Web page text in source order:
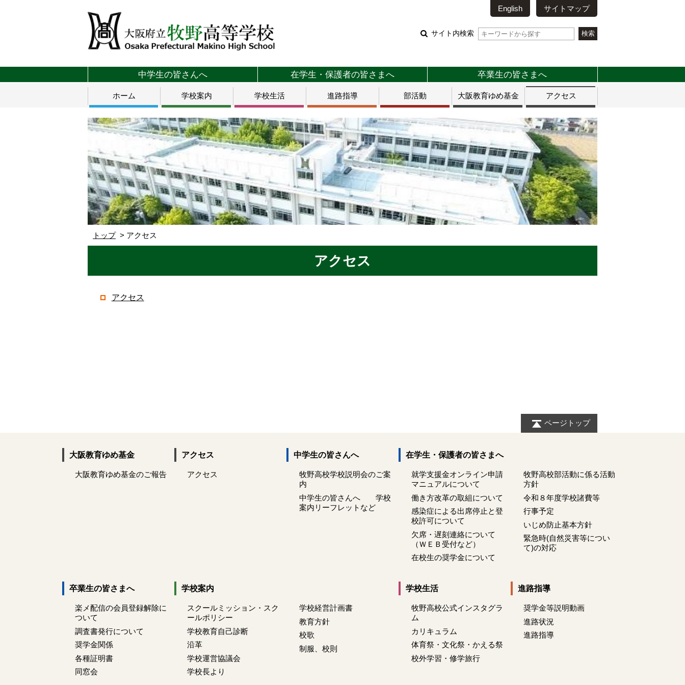
English サイトマップ
サイト内検索
中学生の皆さんへ 在学生・保護者の皆さまへ 卒業生の皆さまへ
ホーム 学校案内 学校生活 進路指導 部活動 大阪教育ゆめ基金 アクセス
トップ アクセス
アクセス
アクセス
ページトップ
大阪教育ゆめ基金
大阪教育ゆめ基金のご報告
アクセス
アクセス
中学生の皆さんへ
牧野高校学校説明会のご案
内
中学生の皆さんへ 学校
案内リーフレットなど
在学生・保護者の皆さまへ
就学支援金オンライン申請
マニュアルについて
働き方改革の取組について
感染症による出席停止と登
校許可について
欠席・遅刻連絡について
（ＷＥＢ受付など）
在校生の奨学金について
牧野高校部活動に係る活動
方針
令和８年度学校諸費等
行事予定
いじめ防止基本方針
緊急時(自然災害等につい
て)の対応
卒業生の皆さまへ
楽メ配信の会員登録解除に
ついて
調査書発行について
奨学金関係
各種証明書
同窓会
学校案内
スクールミッション・スク
ールポリシー
学校教育自己診断
沿革
学校運営協議会
学校長より
学校経営計画書
教育方針
校歌
制服、校則
学校生活
牧野高校公式インスタグラ
ム
カリキュラム
体育祭・文化祭・かえる祭
校外学習・修学旅行
進路指導
奨学金等説明動画
進路状況
進路指導